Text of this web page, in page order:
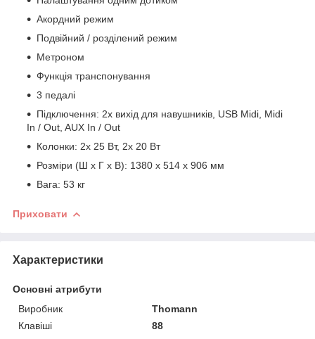
Акордний режим
Подвійний / розділений режим
Метроном
Функція транспонування
3 педалі
Підключення: 2x вихід для навушників, USB Midi, Midi
In / Out, AUX In / Out
Колонки: 2x 25 Вт, 2x 20 Вт
Розміри (Ш х Г х В): 1380 x 514 x 906 мм
Вага: 53 кг
Приховати
Характеристики
Основні атрибути
Виробник
Thomann
Клавіші
88